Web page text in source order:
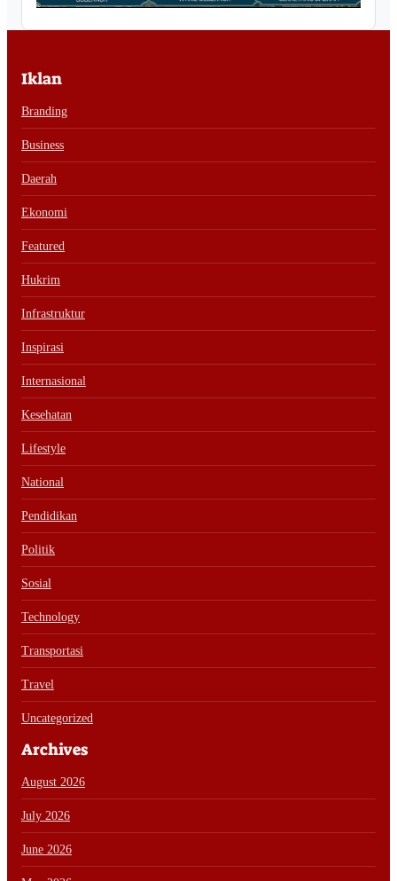
Iklan
Branding
Business
Daerah
Ekonomi
Featured
Hukrim
Infrastruktur
Inspirasi
Internasional
Kesehatan
Lifestyle
National
Pendidikan
Politik
Sosial
Technology
Transportasi
Travel
Uncategorized
Archives
August 2026
July 2026
June 2026